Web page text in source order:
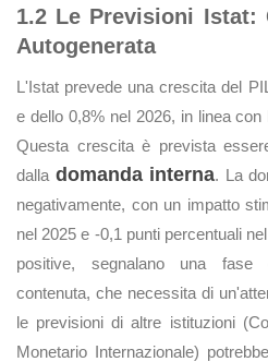
1.2 Le Previsioni Istat:
Autogenerata
L'Istat prevede una crescita del
e dello 0,8% nel 2026, in linea
Questa crescita è prevista
dalla domanda interna. La
negativamente, con un impatto
nel 2025 e -0,1 punti percentuali
positive, segnalano una fase
contenuta, che necessita di
le previsioni di altre istituzioni
Monetario Internazionale)